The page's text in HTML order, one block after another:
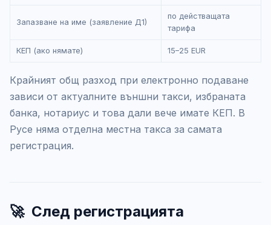
Запазване на име (заявление Д1)
по действащата
тарифа
КЕП (ако нямате) 15–25 EUR
Крайният общ разход при електронно подаване
зависи от актуалните външни такси, избраната
банка, нотариус и това дали вече имате КЕП. В
Русе няма отделна местна такса за самата
регистрация.
🚀 След регистрацията